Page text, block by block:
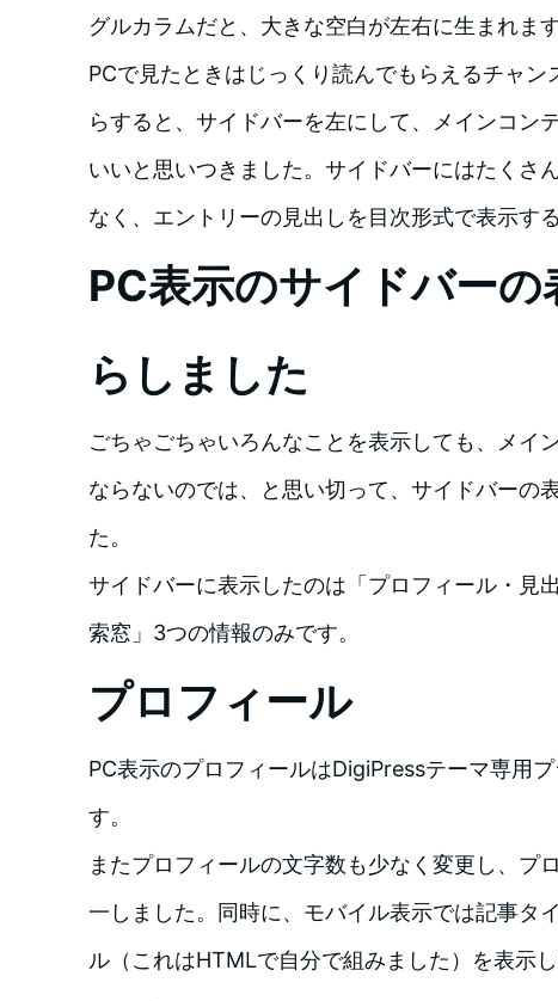
グルカラムだと、大きな空白が左右に生まれます
PCで見たときはじっくり読んでもらえるチャン
らすると、サイドバーを左にして、メインコン
いいと思いつきました。サイドバーにはたくさ
なく、エントリーの見出しを目次形式で表示す
PC表示のサイドバーの
らしました
ごちゃごちゃいろんなことを表示しても、メイ
ならないのでは、と思い切って、サイドバーの
た。
サイドバーに表示したのは「プロフィール・見
索窓」3つの情報のみです。
プロフィール
PC表示のプロフィールはDigiPressテーマ専用
す。
またプロフィールの文字数も少なく変更し、プ
一しました。同時に、モバイル表示では記事タ
ル（これはHTMLで自分で組みました）を表示し